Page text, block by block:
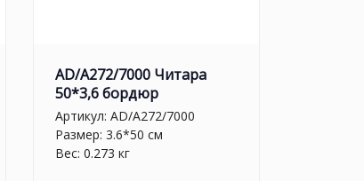
AD/A272/7000 Читара
50*3,6 бордюр
Артикул: AD/A272/7000
Размер: 3.6*50 см
Вес: 0.273 кг